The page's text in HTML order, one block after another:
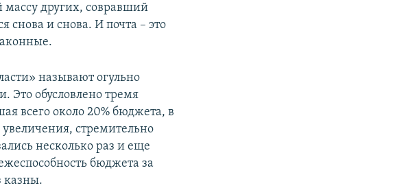
массу других, совравший
и снова. И почта – это
называют огульно
Это обусловлено тремя
всего около 20% бюджета, в
стремительно
несколько раз и еще
бюджета за
казны.